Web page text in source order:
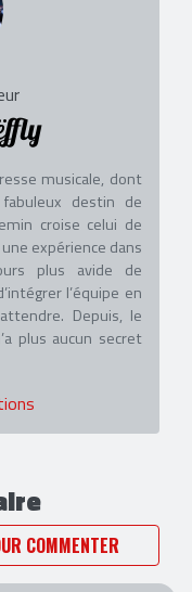
musicale, dont
fabuleux destin de
croise celui de
expérience dans
plus avide de
l’équipe en
Depuis, le
plus aucun secret
COMMENTER